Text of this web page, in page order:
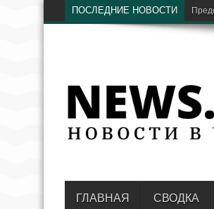
ПОСЛЕДНИЕ НОВОСТИ Б
ГЛАВНАЯ СВОДКА